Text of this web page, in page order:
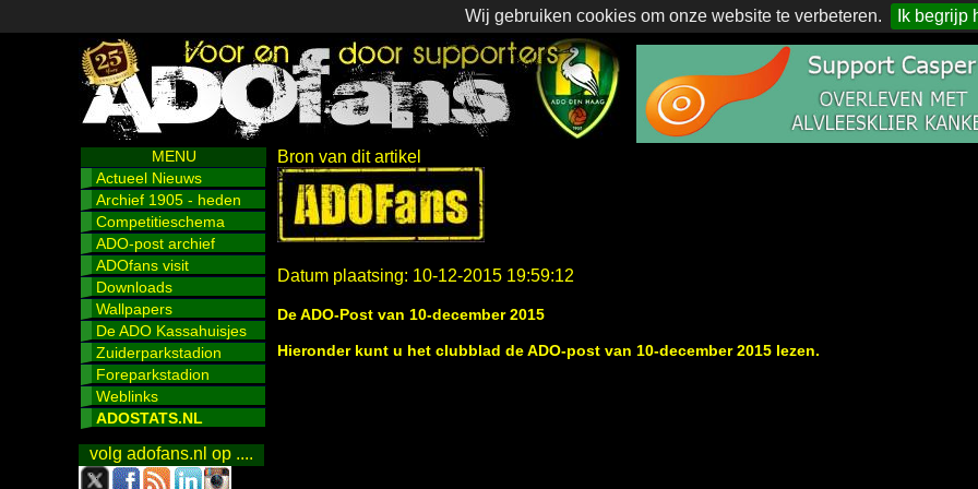
Wij gebruiken cookies om onze website te verbeteren. Ik begrijp
MENU
Actueel Nieuws
Archief 1905 - heden
Competitieschema
ADO-post archief
ADOfans visit
Downloads
Wallpapers
De ADO Kassahuisjes
Zuiderparkstadion
Foreparkstadion
Weblinks
ADOSTATS.NL
volg adofans.nl op ....
Bron van dit artikel
Datum plaatsing: 10-12-2015 19:59:12
De ADO-Post van 10-december 2015
Hieronder kunt u het clubblad de ADO-post van 10-december 2015 lezen.